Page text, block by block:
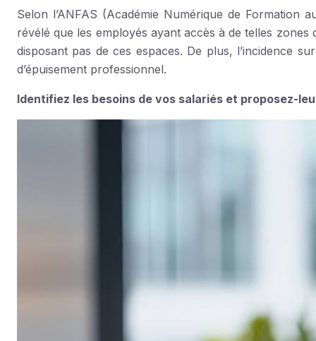
Selon l’ANFAS (Académie Numérique de Formation
révélé que les employés ayant accès à de telles
disposant pas de ces espaces. De plus, l’incidence
d’épuisement professionnel.
Identifiez les besoins de vos salariés et proposez-